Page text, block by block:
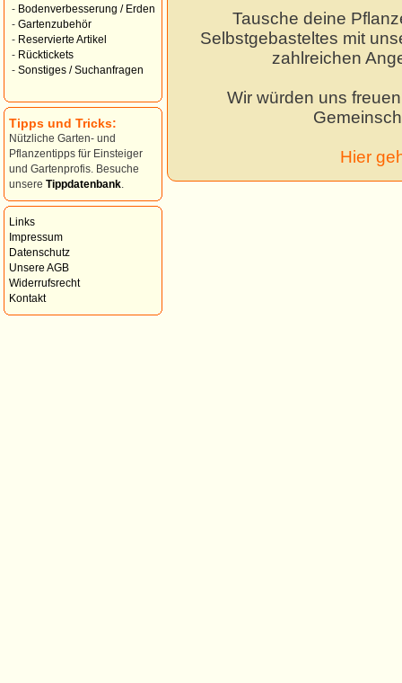
- Bodenverbesserung / Erden
- Gartenzubehör
- Reservierte Artikel
- Rücktickets
- Sonstiges / Suchanfragen
Tipps und Tricks:
Nützliche Garten- und
Pflanzentipps für Einsteiger
und Gartenprofis. Besuche
unsere Tippdatenbank
Links
Impressum
Datenschutz
Unsere AGB
Widerrufsrecht
Kontakt
Tausche deine
Selbstgebasteltes mit
zahlreichen
Wir würden uns
Hier